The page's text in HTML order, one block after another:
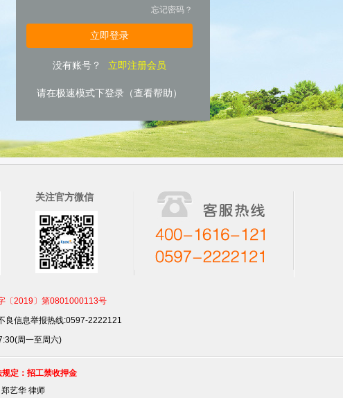
忘记密码？
没有账号？ 立即注册会员
请在极速模式下登录（查看帮助）
关注官方微信
〔2019〕第0801000113号
良信息举报热线:0597-2222121
周一至周六)
定：招工禁收押金
艺华 律师